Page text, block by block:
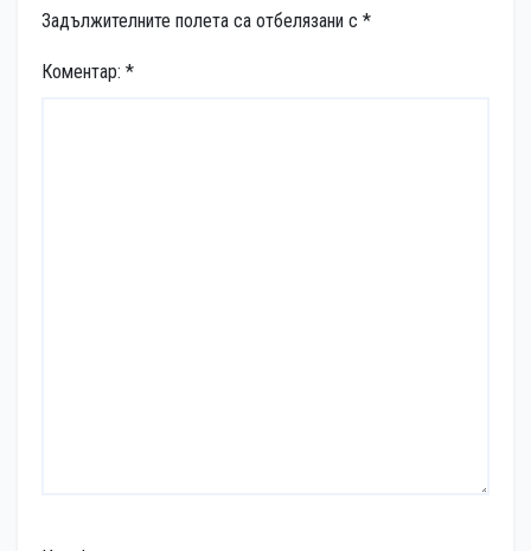
Задължителните полета са отбелязани с *
Коментар: *